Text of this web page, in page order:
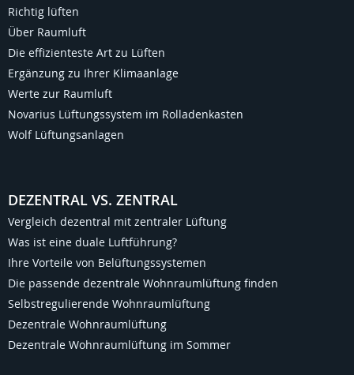
Richtig lüften
Über Raumluft
Die effizienteste Art zu Lüften
Ergänzung zu Ihrer Klimaanlage
Werte zur Raumluft
Novarius Lüftungssystem im Rolladenkasten
Wolf Lüftungsanlagen
DEZENTRAL VS. ZENTRAL
Vergleich dezentral mit zentraler Lüftung
Was ist eine duale Luftführung?
Ihre Vorteile von Belüftungssystemen
Die passende dezentrale Wohnraumlüftung finden
Selbstregulierende Wohnraumlüftung
Dezentrale Wohnraumlüftung
Dezentrale Wohnraumlüftung im Sommer